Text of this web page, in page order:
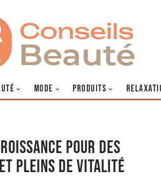
MODE PRODUITS
pour des
pleins de vitalité